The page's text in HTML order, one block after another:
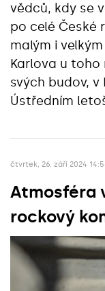
vědců, kdy se
po celé České
malým i
Karlova u
svých budov, v
Ústředním
čtvrtek, 26. září 2024
Atmosféra
rockový